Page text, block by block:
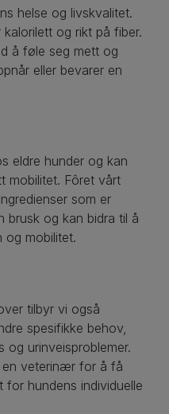
helse og livskvalitet.
kalorilett og rikt på fiber.
å føle seg mett og
eller bevarer en
eldre hunder og kan
mobilitet. Fôret vårt
som er
brusk og kan bidra til å
og mobilitet.
tilbyr vi også
spesifikke behov,
og urinveisproblemer.
en veterinær for å få
hundens individuelle